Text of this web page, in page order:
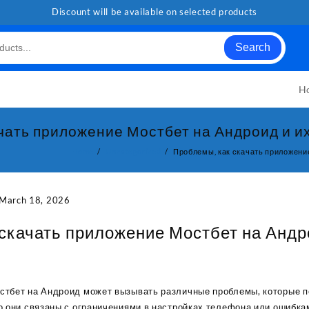
Discount will be available on selected products
Search
приложение Мостбет на Андроид и
Проблемы, как скачать
March 18, 2026
приложение Мостбет на
на Андроид может вызывать различные проблемы, которые